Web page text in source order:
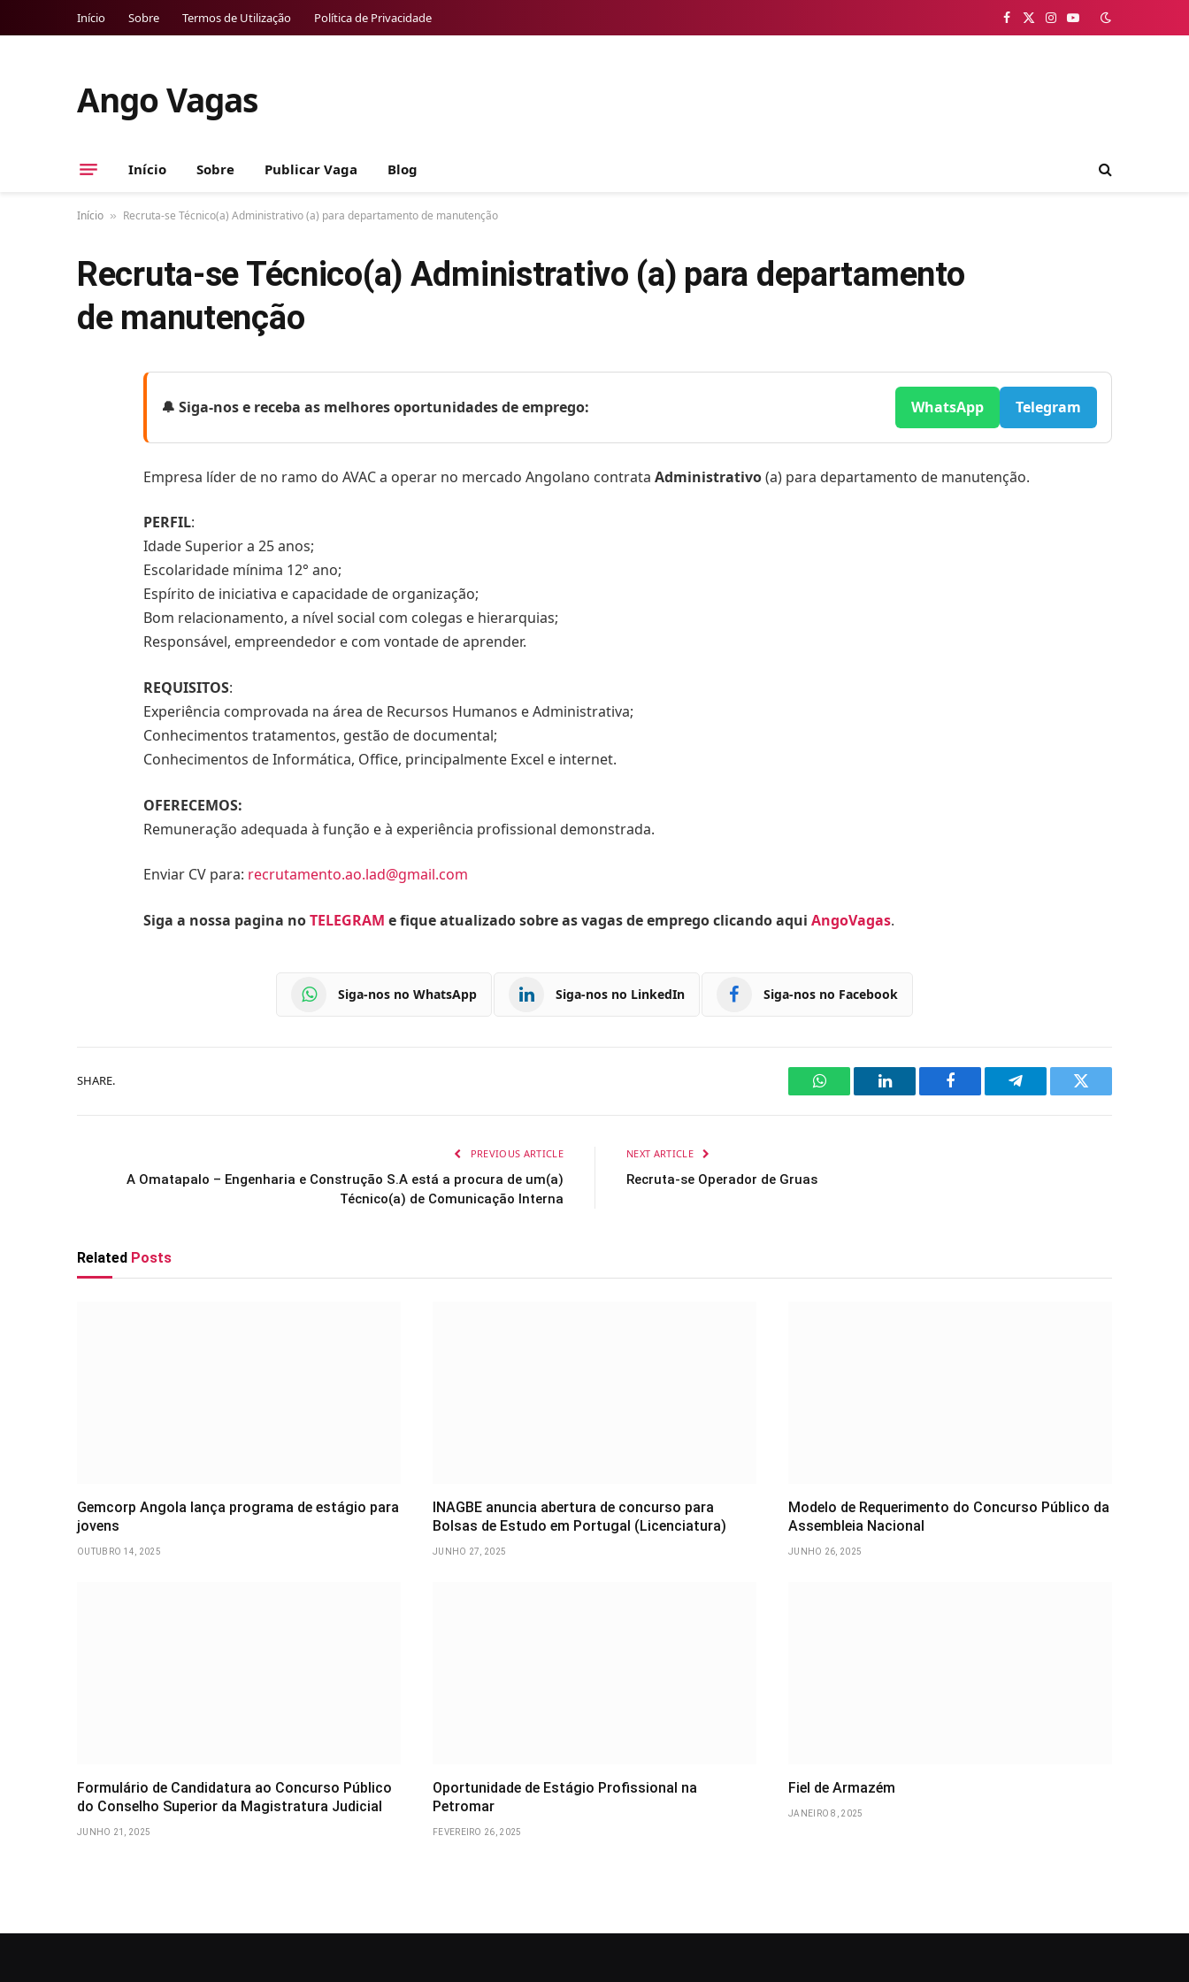
Início Sobre Termos de Utilização Política de Privacidade Facebook
X
Instagram
YouTube
Ango Vagas
Início Sobre Publicar Vaga Blog
Início » Recruta-se Técnico(a) Administrativo (a) para departamento de manutenção
Recruta-se Técnico(a) Administrativo (a) para departamento
de manutenção
🔔 Siga-nos e receba as melhores oportunidades de emprego: WhatsApp Telegram
Empresa líder de no ramo do AVAC a operar no mercado Angolano contrata Administrativo(a) para departamento de manutenção.
PERFIL:
Idade Superior a 25 anos;
Escolaridade mínima 12° ano;
Espírito de iniciativa e capacidade de organização;
Bom relacionamento, a nível social com colegas e hierarquias;
Responsável, empreendedor e com vontade de aprender.
REQUISITOS:
Experiência comprovada na área de Recursos Humanos e Administrativa;
Conhecimentos tratamentos, gestão de documental;
Conhecimentos de Informática, Office, principalmente Excel e internet.
OFERECEMOS:
Remuneração adequada à função e à experiência profissional demonstrada.
Enviar CV para: recrutamento.ao.lad@gmail.com
Siga a nossa pagina noTELEGRAM e fique atualizado sobre as vagas de emprego clicando aqui AngoVagas.
Siga-nos no WhatsApp Siga-nos no LinkedIn Siga-nos no Facebook
SHARE.
WhatsAppLinkedIn Facebook Telegram Twitter
PREVIOUS ARTICLE
A Omatapalo – Engenharia e Construção S.A está a procura de um(a)
Técnico(a) de Comunicação Interna
NEXT ARTICLE
Recruta-se Operador de Gruas
Related Posts
Gemcorp Angola lança programa de estágio para
jovens
OUTUBRO 14, 2025
INAGBE anuncia abertura de concurso para
Bolsas de Estudo em Portugal (Licenciatura)
JUNHO 27, 2025
Modelo de Requerimento do Concurso Público da
Assembleia Nacional
JUNHO 26, 2025
Formulário de Candidatura ao Concurso Público
do Conselho Superior da Magistratura Judicial
JUNHO 21, 2025
Oportunidade de Estágio Profissional na
Petromar
FEVEREIRO 26, 2025
Fiel de Armazém
JANEIRO 8, 2025